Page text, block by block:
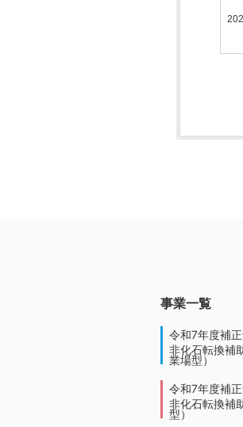
事業一覧
令和7年度補
非化石転換補
業場型）
令和7年度補
非化石転換補
型）